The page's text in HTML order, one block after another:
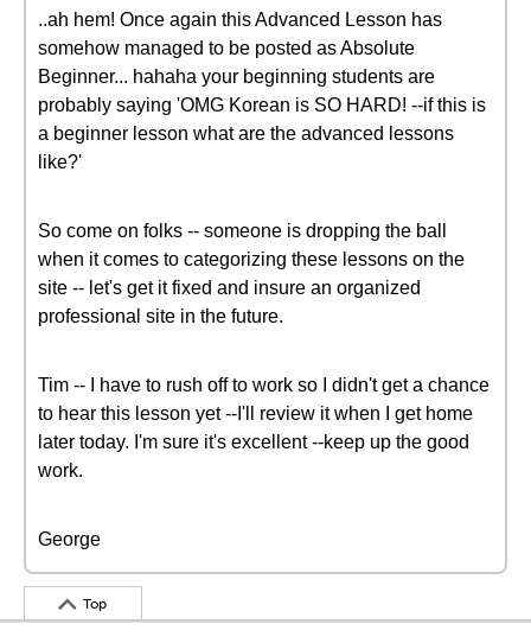
..ah hem! Once again this Advanced Lesson has
somehow managed to be posted as Absolute
Beginner... hahaha your beginning students are
probably saying 'OMG Korean is SO HARD! --if this is
a beginner lesson what are the advanced lessons
like?'
So come on folks -- someone is dropping the ball
when it comes to categorizing these lessons on the
site -- let's get it fixed and insure an organized
professional site in the future.
Tim -- I have to rush off to work so I didn't get a chance
to hear this lesson yet --I'll review it when I get home
later today. I'm sure it's excellent --keep up the good
work.
George
Top